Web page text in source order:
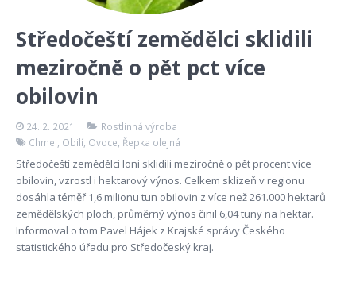
Středočeští zemědělci sklidili
meziročně o pět pct více
obilovin
24. 2. 2021
Rostlinná výroba
Chmel Obilí Ovoce Řepka olejná
Středočeští zemědělci loni sklidili meziročně o pět procent více
obilovin, vzrostl i hektarový výnos. Celkem sklizeň v regionu
dosáhla téměř 1,6 milionu tun obilovin z více než 261.000 hektarů
zemědělských ploch, průměrný výnos činil 6,04 tuny na hektar.
Informoval o tom Pavel Hájek z Krajské správy Českého
statistického úřadu pro Středočeský kraj.